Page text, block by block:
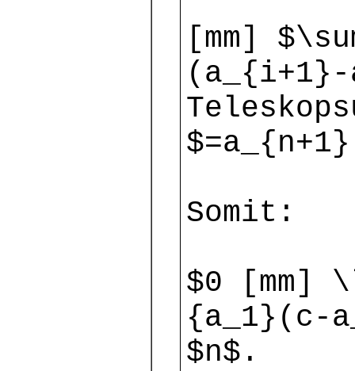
[mm]
Somit:
$0 [mm]
{a_1}(c-
$n$.